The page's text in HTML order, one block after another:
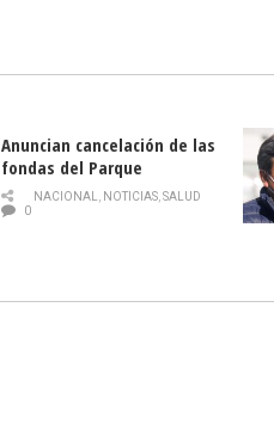
Anuncian cancelación de las
fondas del Parque
O’Higgins debido al
coronavirus
NACIONAL, NOTICIAS,SALUD
0